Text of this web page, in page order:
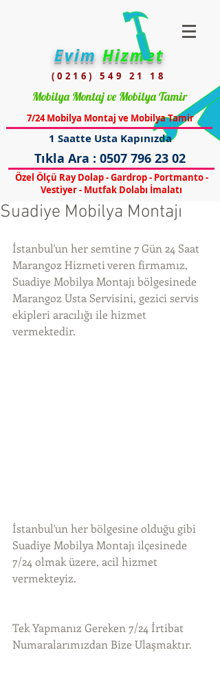
EvimHizmet
(0216) 549 21 18
Mobilya Montaj ve Mobilya Tamir
7/24 Mobilya Montaj ve Mobilya Tamir
1 Saatte Usta Kapınızda
Tıkla Ara : 0507 796 23 02
Özel Ölçü Ray Dolap - Gardrop - Portmanto -
Vestiyer - Mutfak Dolabı İmalatı
Suadiye Mobilya Montajı
İstanbul'un her semtine 7 Gün 24 Saat
Marangoz Hizmeti veren firmamız,
Suadiye Mobilya Montajı bölgesinede
Marangoz Usta Servisini, gezici servis
ekipleri aracılığı ile hizmet
vermektedir.
İstanbul'un her bölgesine olduğu gibi
Suadiye Mobilya Montajı ilçesinede
7/24 olmak üzere, acil hizmet
vermekteyiz.
Tek Yapmanız Gereken 7/24 İrtibat
Numaralarımızdan Bize Ulaşmaktır.